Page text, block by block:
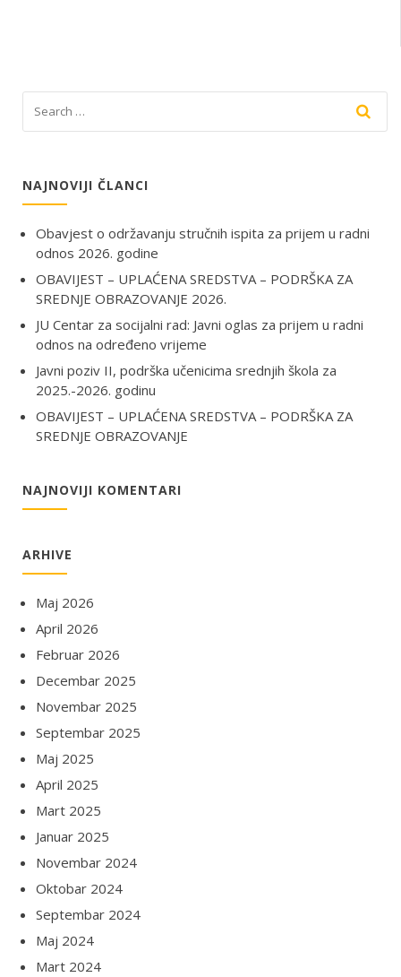
NAJNOVIJI ČLANCI
Obavjest o održavanju stručnih ispita za prijem u radni
odnos 2026. godine
OBAVIJEST – UPLAĆENA SREDSTVA – PODRŠKA ZA
SREDNJE OBRAZOVANJE 2026.
JU Centar za socijalni rad: Javni oglas za prijem u radni
odnos na određeno vrijeme
Javni poziv II, podrška učenicima srednjih škola za
2025.-2026. godinu
OBAVIJEST – UPLAĆENA SREDSTVA – PODRŠKA ZA
SREDNJE OBRAZOVANJE
NAJNOVIJI KOMENTARI
ARHIVE
Maj 2026
April 2026
Februar 2026
Decembar 2025
Novembar 2025
Septembar 2025
Maj 2025
April 2025
Mart 2025
Januar 2025
Novembar 2024
Oktobar 2024
Septembar 2024
Maj 2024
Mart 2024